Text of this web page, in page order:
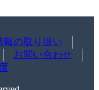
報の取り扱い
お問い合わせ